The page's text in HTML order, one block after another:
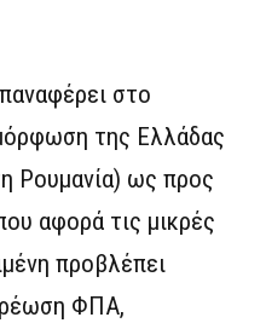
στο
της Ελλάδας
Ρουμανία) ως προς
αφορά τις μικρές
προβλέπει
ΦΠΑ,